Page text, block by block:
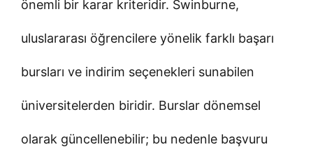
önemli bir karar kriteridir. Swinburne,
uluslararası öğrencilere yönelik farklı başarı
bursları ve indirim seçenekleri sunabilen
üniversitelerden biridir. Burslar dönemsel
olarak güncellenebilir; bu nedenle başvuru